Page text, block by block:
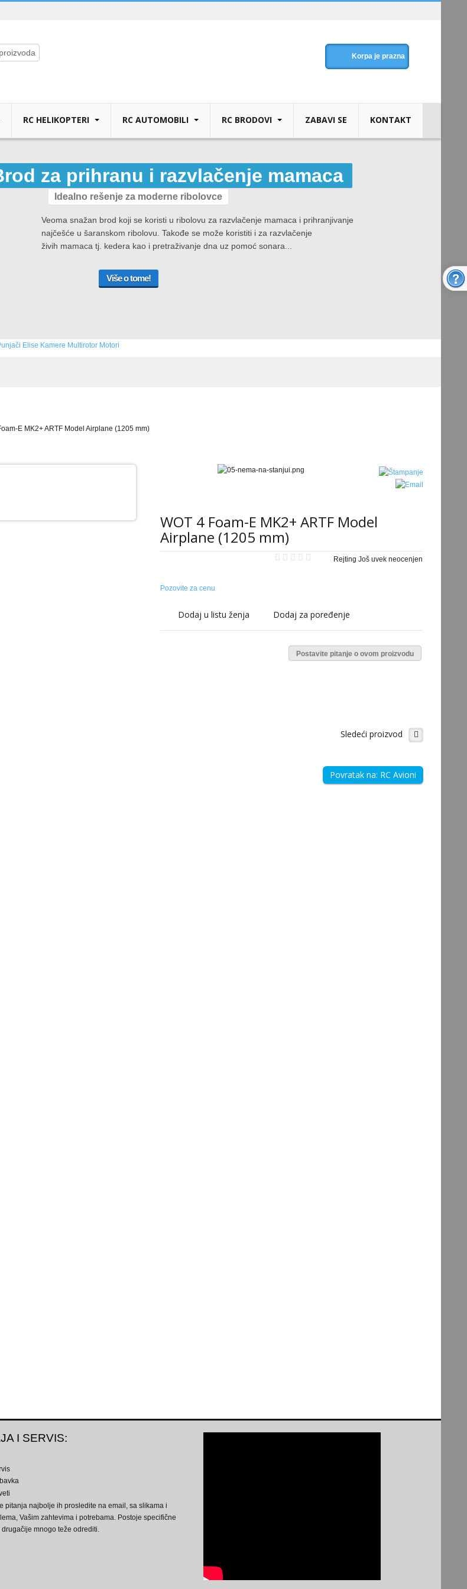
Korpa je prazna
RC HELIKOPTERI RC AUTOMOBILI RC BRODOVI ZABAVI SE KONTAKT
za prihranu i razvlačenje mamaca
Idealno rešenje za moderne ribolovce
Veoma snažan brod koji se koristi u ribolovu za razvlačenje mamaca i prihranjivanje
najčešće u šaranskom ribolovu. Takođe se može koristiti i za razvlačenje
živih mamaca tj. kedera kao i pretraživanje dna uz pomoć sonara...
Više o tome!
Elise Kamere Multirotor Motori
E MK2+ ARTF Model Airplane (1205 mm)
WOT 4 Foam-E MK2+ ARTF Model
Airplane (1205 mm)
Rejting Još uvek neocenjen
Pozovite za cenu
Dodaj u listu ženja Dodaj za poređenje
Postavite pitanje o ovom proizvodu
Sledeći proizvod
Povratak na: RC Avioni
I SERVIS:
pitanja najbolje ih prosledite na email, sa slikama i
Vašim zahtevima i potrebama. Postoje specifične
drugačije mnogo teže odrediti.